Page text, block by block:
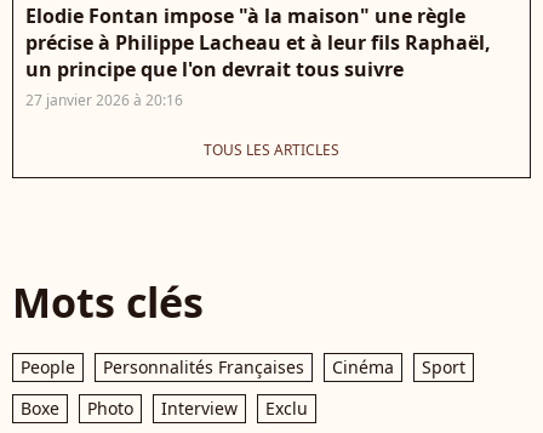
Elodie Fontan impose "à la maison" une règle
précise à Philippe Lacheau et à leur fils Raphaël,
un principe que l'on devrait tous suivre
27 janvier 2026 à 20:16
TOUS LES ARTICLES
Mots clés
People Personnalités Françaises Cinéma
Sport
Boxe
Photo Interview Exclu